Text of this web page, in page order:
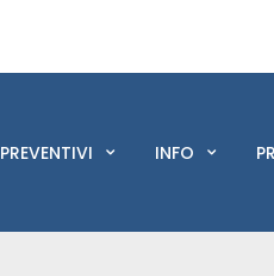
PREVENTIVI INFO